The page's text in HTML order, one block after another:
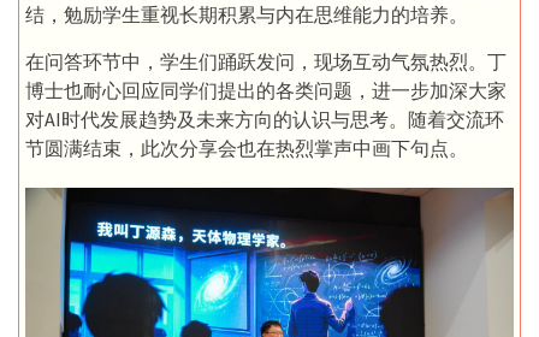
结，勉励学生重视长期积累与内在思维能力的培养。
在问答环节中，学生们踊跃发问，现场互动气氛热烈。丁
博士也耐心回应同学们提出的各类问题，进一步加深大家
对AI时代发展趋势及未来方向的认识与思考。随着交流环
节圆满结束，此次分享会也在热烈掌声中画下句点。